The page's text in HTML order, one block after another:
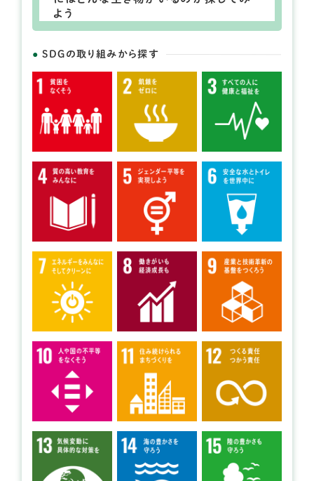
よう
開催日： 2026年07月25日～2026年07月26日 、
雨天時：
①2026年7月25日～26日→2026年8月1日～2日
②2026年8月22日～23日→2026年8月29日～30日
ヤマナビキャンプ2026
提供：一般社団法人山学
SDGの取り組みから探す